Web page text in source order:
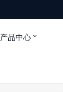
产品中心